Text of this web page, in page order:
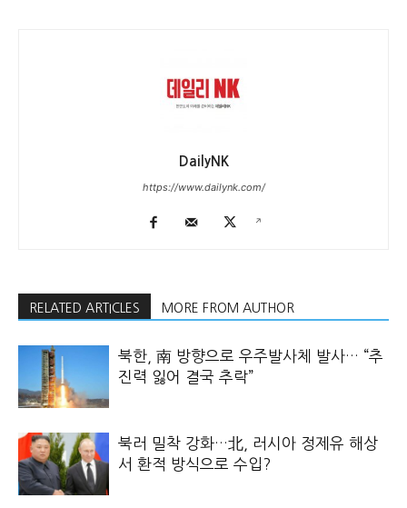
DailyNK
https://www.dailynk.com/
RELATED ARTICLES MORE FROM AUTHOR
북한, 南 방향으로 우주발사체 발사… “추
진력 잃어 결국 추락”
북러 밀착 강화…北, 러시아 정제유 해상
서 환적 방식으로 수입?